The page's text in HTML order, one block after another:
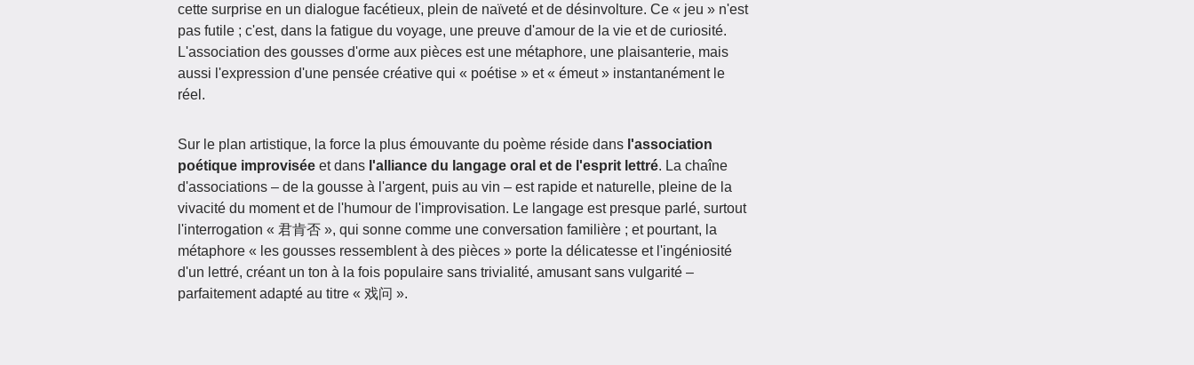
cette surprise en un dialogue facétieux, plein de naïveté et de désinvolture. Ce « jeu » n'est
pas futile ; c'est, dans la fatigue du voyage, une preuve d'amour de la vie et de curiosité.
L'association des gousses d'orme aux pièces est une métaphore, une plaisanterie, mais
aussi l'expression d'une pensée créative qui « poétise » et « émeut » instantanément le
réel.
Sur le plan artistique, la force la plus émouvante du poème réside dans l'association
poétique improvisée et dans l'alliance du langage oral et de l'esprit lettré. La chaîne
d'associations – de la gousse à l'argent, puis au vin – est rapide et naturelle, pleine de la
vivacité du moment et de l'humour de l'improvisation. Le langage est presque parlé, surtout
l'interrogation « 君肯否 », qui sonne comme une conversation familière ; et pourtant, la
métaphore « les gousses ressemblent à des pièces » porte la délicatesse et l'ingéniosité
d'un lettré, créant un ton à la fois populaire sans trivialité, amusant sans vulgarité –
parfaitement adapté au titre « 戏问 ».